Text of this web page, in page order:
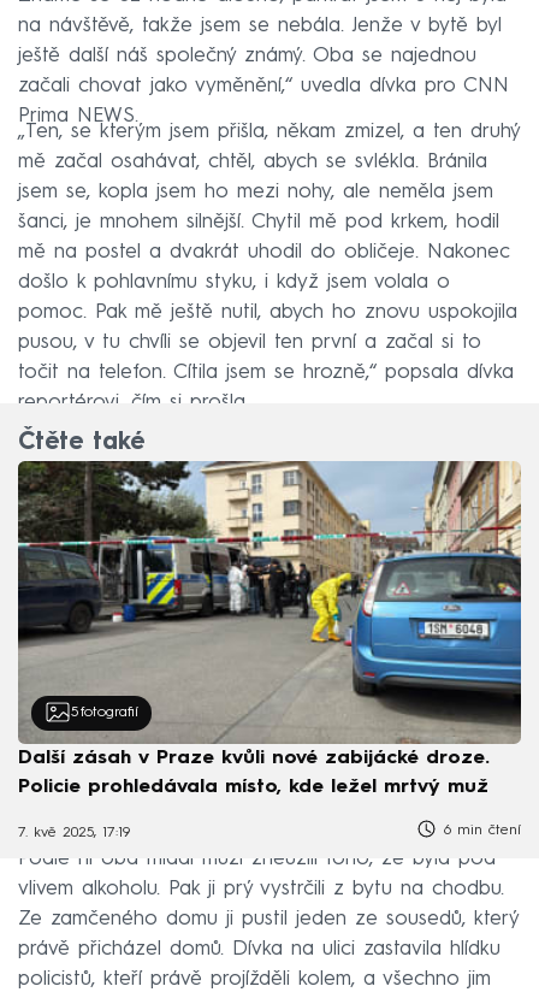
na návštěvě, takže jsem se nebála. Jenže v bytě byl
ještě další náš společný známý. Oba se najednou
začali chovat jako vyměnění,“ uvedla dívka pro CNN
Prima NEWS.
„Ten, se kterým jsem přišla, někam zmizel, a ten druhý
mě začal osahávat, chtěl, abych se svlékla. Bránila
jsem se, kopla jsem ho mezi nohy, ale neměla jsem
šanci, je mnohem silnější. Chytil mě pod krkem, hodil
mě na postel a dvakrát uhodil do obličeje. Nakonec
došlo k pohlavnímu styku, i když jsem volala o
pomoc. Pak mě ještě nutil, abych ho znovu uspokojila
pusou, v tu chvíli se objevil ten první a začal si to
točit na telefon. Cítila jsem se hrozně,“ popsala dívka
reportérovi, čím si prošla.
Čtěte také
5 fotografií
Další zásah v Praze kvůli nové zabijácké droze.
Policie prohledávala místo, kde ležel mrtvý muž
7. kvě 2025, 17:19 6 min čtení
Podle ní oba mladí muži zneužili toho, že byla pod
vlivem alkoholu. Pak ji prý vystrčili z bytu na chodbu.
Ze zamčeného domu ji pustil jeden ze sousedů, který
právě přicházel domů. Dívka na ulici zastavila hlídku
policistů, kteří právě projížděli kolem, a všechno jim